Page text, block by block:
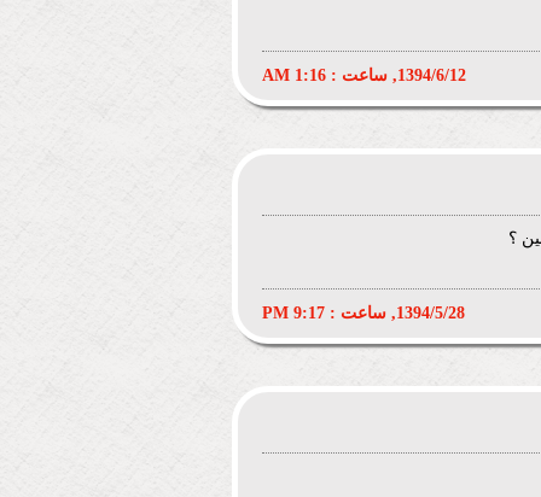
1394/6/12, ساعت : 1:16 AM
1394/5/28, ساعت : 9:17 PM